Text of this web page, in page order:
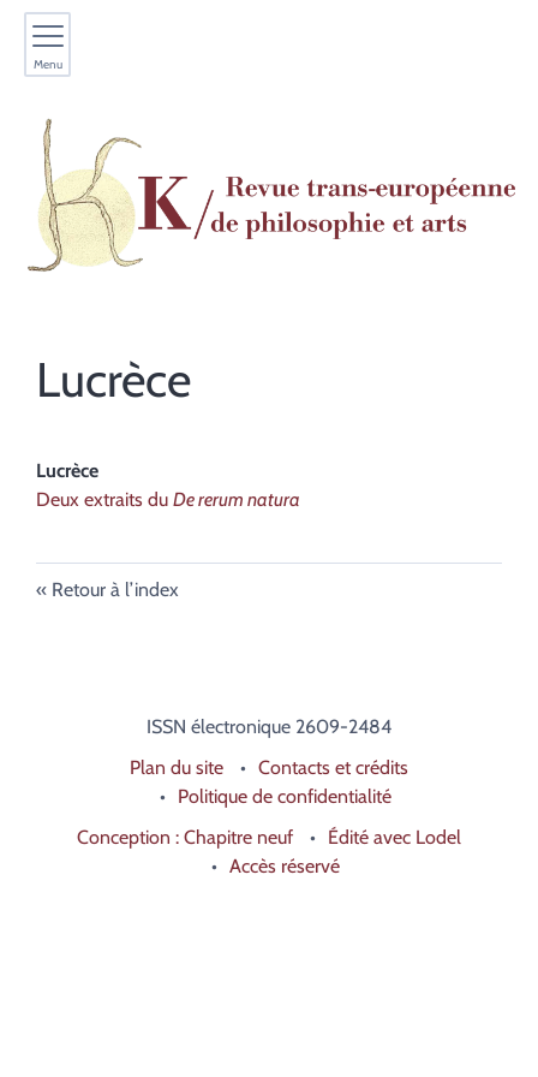
Menu
Lucrèce
Lucrèce
Deux extraits du De rerum natura
Retour à l’index
ISSN électronique 2609-2484
Plan du site
Contacts et crédits
Politique de confidentialité
Conception : Chapitre neuf
Édité avec Lodel
Accès réservé